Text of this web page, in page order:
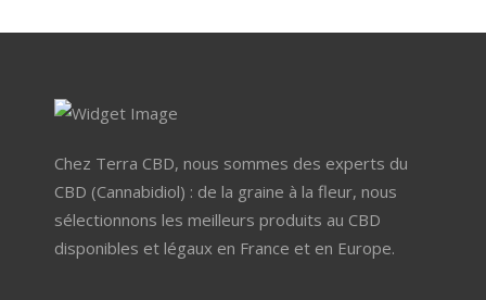
Chez Terra CBD, nous sommes des experts du
CBD (Cannabidiol) : de la graine à la fleur, nous
sélectionnons les meilleurs produits au CBD
disponibles et légaux en France et en Europe.